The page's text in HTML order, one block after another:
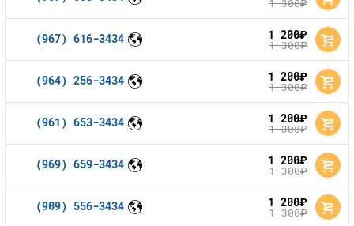
руб.
(967) 616-3434 1 200руб.
1 300руб.
(964) 256-3434 1 200руб.
1 300руб.
(961) 653-3434 1 200руб.
1 300руб.
(969) 659-3434 1 200руб.
1 300руб.
(909) 556-3434 1 200руб.
1 300руб.